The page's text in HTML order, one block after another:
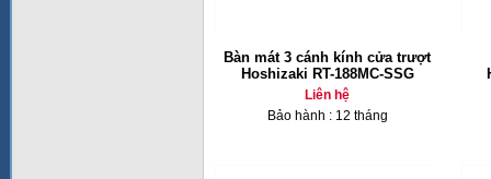
Bàn mát 3 cánh kính cửa trượt
Hoshizaki RT-188MC-SSG
Liên hệ
Bảo hành : 12 tháng